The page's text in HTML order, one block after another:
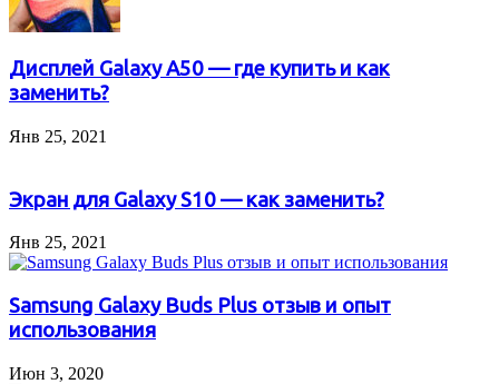
Дисплей Galaxy A50 — где купить и как
заменить?
Янв 25, 2021
Экран для Galaxy S10 — как заменить?
Янв 25, 2021
Samsung Galaxy Buds Plus отзыв и опыт
использования
Июн 3, 2020